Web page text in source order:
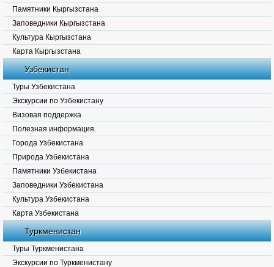
Памятники Кыргызстана
Заповедники Кыргызстана
Культура Кыргызстана
Карта Кыргызстана
Узбекистан
Туры Узбекистана
Экскурсии по Узбекистану
Визовая поддержка
Полезная информация.
Города Узбекистана
Природа Узбекистана
Памятники Узбекистана
Заповедники Узбекистана
Культура Узбекистана
Карта Узбекистана
Туркменистан
Туры Туркменистана
Экскурсии по Туркменистану